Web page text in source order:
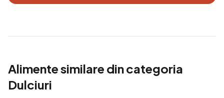
Alimente similare din categoria
Dulciuri